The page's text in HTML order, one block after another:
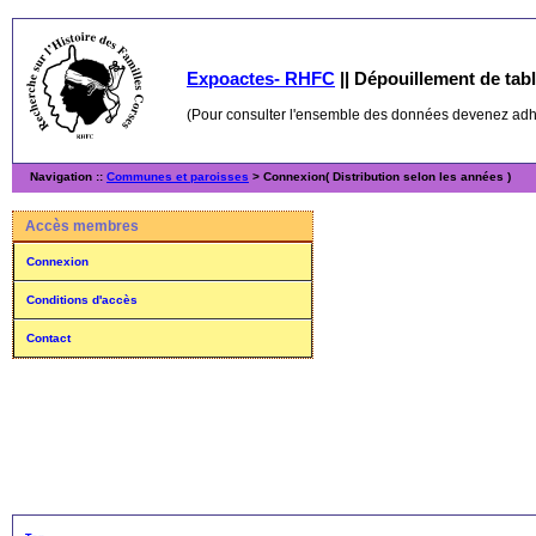
Expoactes- RHFC || Dépouillement de
(Pour consulter l'ensemble des données devenez
Navigation :: Communes et paroisses > Connexion( Distribution selon les années )
Accès membres
Connexion
Conditions d'accès
Contact